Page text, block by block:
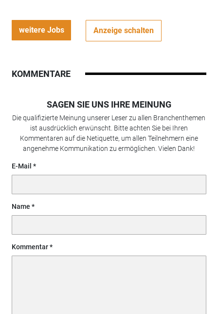
weitere Jobs Anzeige schalten
KOMMENTARE
SAGEN SIE UNS IHRE MEINUNG
Die qualifizierte Meinung unserer Leser zu allen Branchenthemen
ist ausdrücklich erwünscht. Bitte achten Sie bei Ihren
Kommentaren auf die Netiquette, um allen Teilnehmern eine
angenehme Kommunikation zu ermöglichen. Vielen Dank!
E-Mail
Name
Kommentar